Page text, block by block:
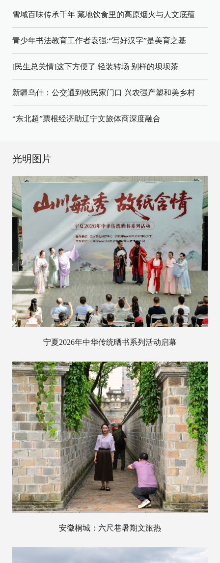
雪域百味传承千年 藏地饮食里的高原烟火与人文底蕴
青少年书法教育工作者袁强:“写好汉字”是美育之基
[民生总关情]这下方便了 轻装转场 别样的坝坝茶
新疆乌什：公交通到牧民家门口 兴农强产塑和美乡村
“东北超”票根经济助辽宁文旅体商深度融合
光明图片
宁夏2026年中华传统晒书系列活动启幕
安徽桐城：六尺巷暑期文旅热